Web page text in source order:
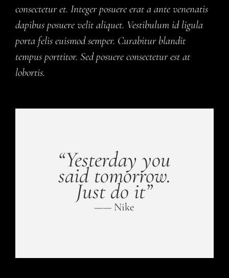
consectetur et. Integer posuere erat a ante venenatis
dapibus posuere velit aliquet. Vestibulum id ligula
porta felis euismod semper. Curabitur blandit
tempus porttitor. Sed posuere consectetur est at
lobortis.
“Yesterday you
said tomorrow.
Just do it”
—— Nike